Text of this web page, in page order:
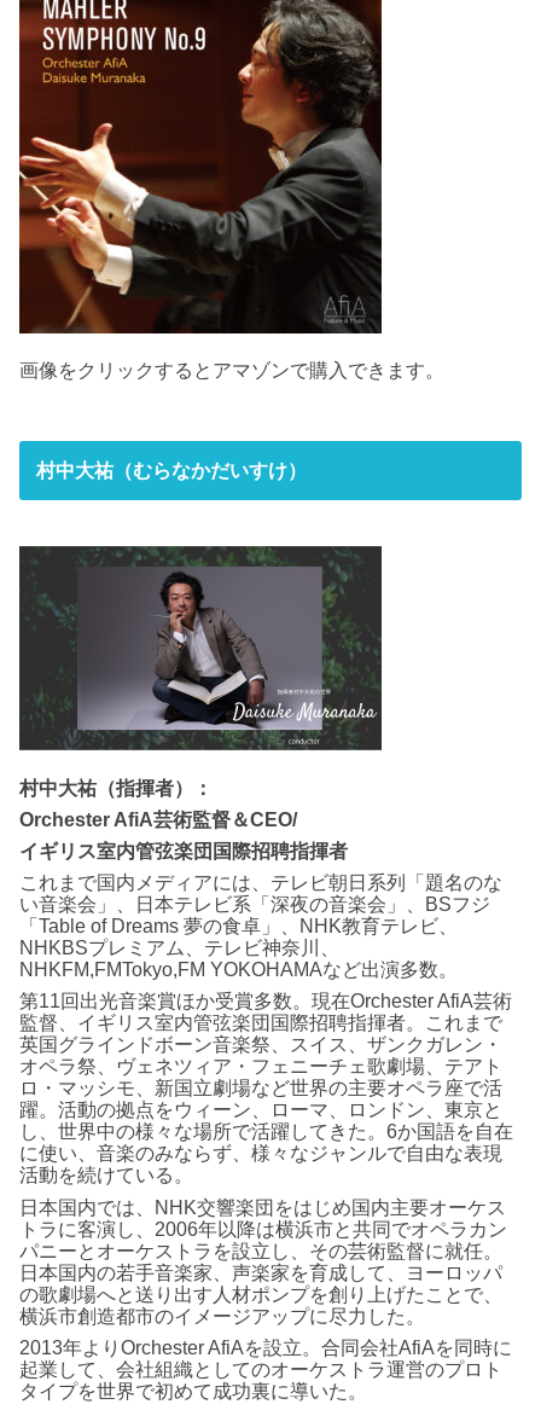
画像をクリックするとアマゾンで購入できます。
村中大祐（むらなかだいすけ）
村中大祐（指揮者）：
Orchester AfiA芸術監督＆CEO/
イギリス室内管弦楽団国際招聘指揮者
これまで国内メディアには、テレビ朝日系列「題名のな
い音楽会」、日本テレビ系「深夜の音楽会」、BSフジ
「Table of Dreams 夢の食卓」、NHK教育テレビ、
NHKBSプレミアム、テレビ神奈川、
NHKFM,FMTokyo,FM YOKOHAMAなど出演多数。
第11回出光音楽賞ほか受賞多数。現在Orchester AfiA芸術
監督、イギリス室内管弦楽団国際招聘指揮者。これまで
英国グラインドボーン音楽祭、スイス、ザンクガレン・
オペラ祭、ヴェネツィア・フェニーチェ歌劇場、テアト
ロ・マッシモ、新国立劇場など世界の主要オペラ座で活
躍。活動の拠点をウィーン、ローマ、ロンドン、東京と
し、世界中の様々な場所で活躍してきた。6か国語を自在
に使い、音楽のみならず、様々なジャンルで自由な表現
活動を続けている。
日本国内では、NHK交響楽団をはじめ国内主要オーケス
トラに客演し、2006年以降は横浜市と共同でオペラカン
パニーとオーケストラを設立し、その芸術監督に就任。
日本国内の若手音楽家、声楽家を育成して、ヨーロッパ
の歌劇場へと送り出す人材ポンプを創り上げたことで、
横浜市創造都市のイメージアップに尽力した。
2013年よりOrchester AfiAを設立。合同会社AfiAを同時に
起業して、会社組織としてのオーケストラ運営のプロト
タイプを世界で初めて成功裏に導いた。